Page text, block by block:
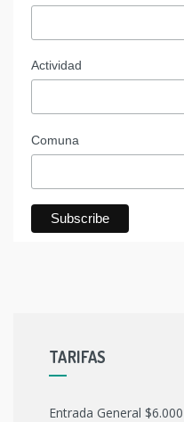
Actividad
Comuna
TARIFAS
Entrada General $6.000